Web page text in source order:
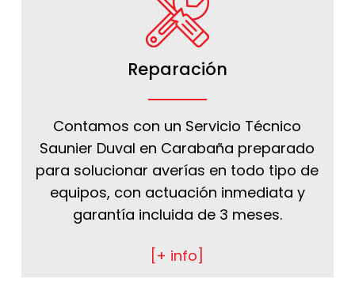
Reparación
Contamos con un Servicio Técnico
Saunier Duval en Carabaña preparado
para solucionar averías en todo tipo de
equipos, con actuación inmediata y
garantía incluida de 3 meses.
[+ info]